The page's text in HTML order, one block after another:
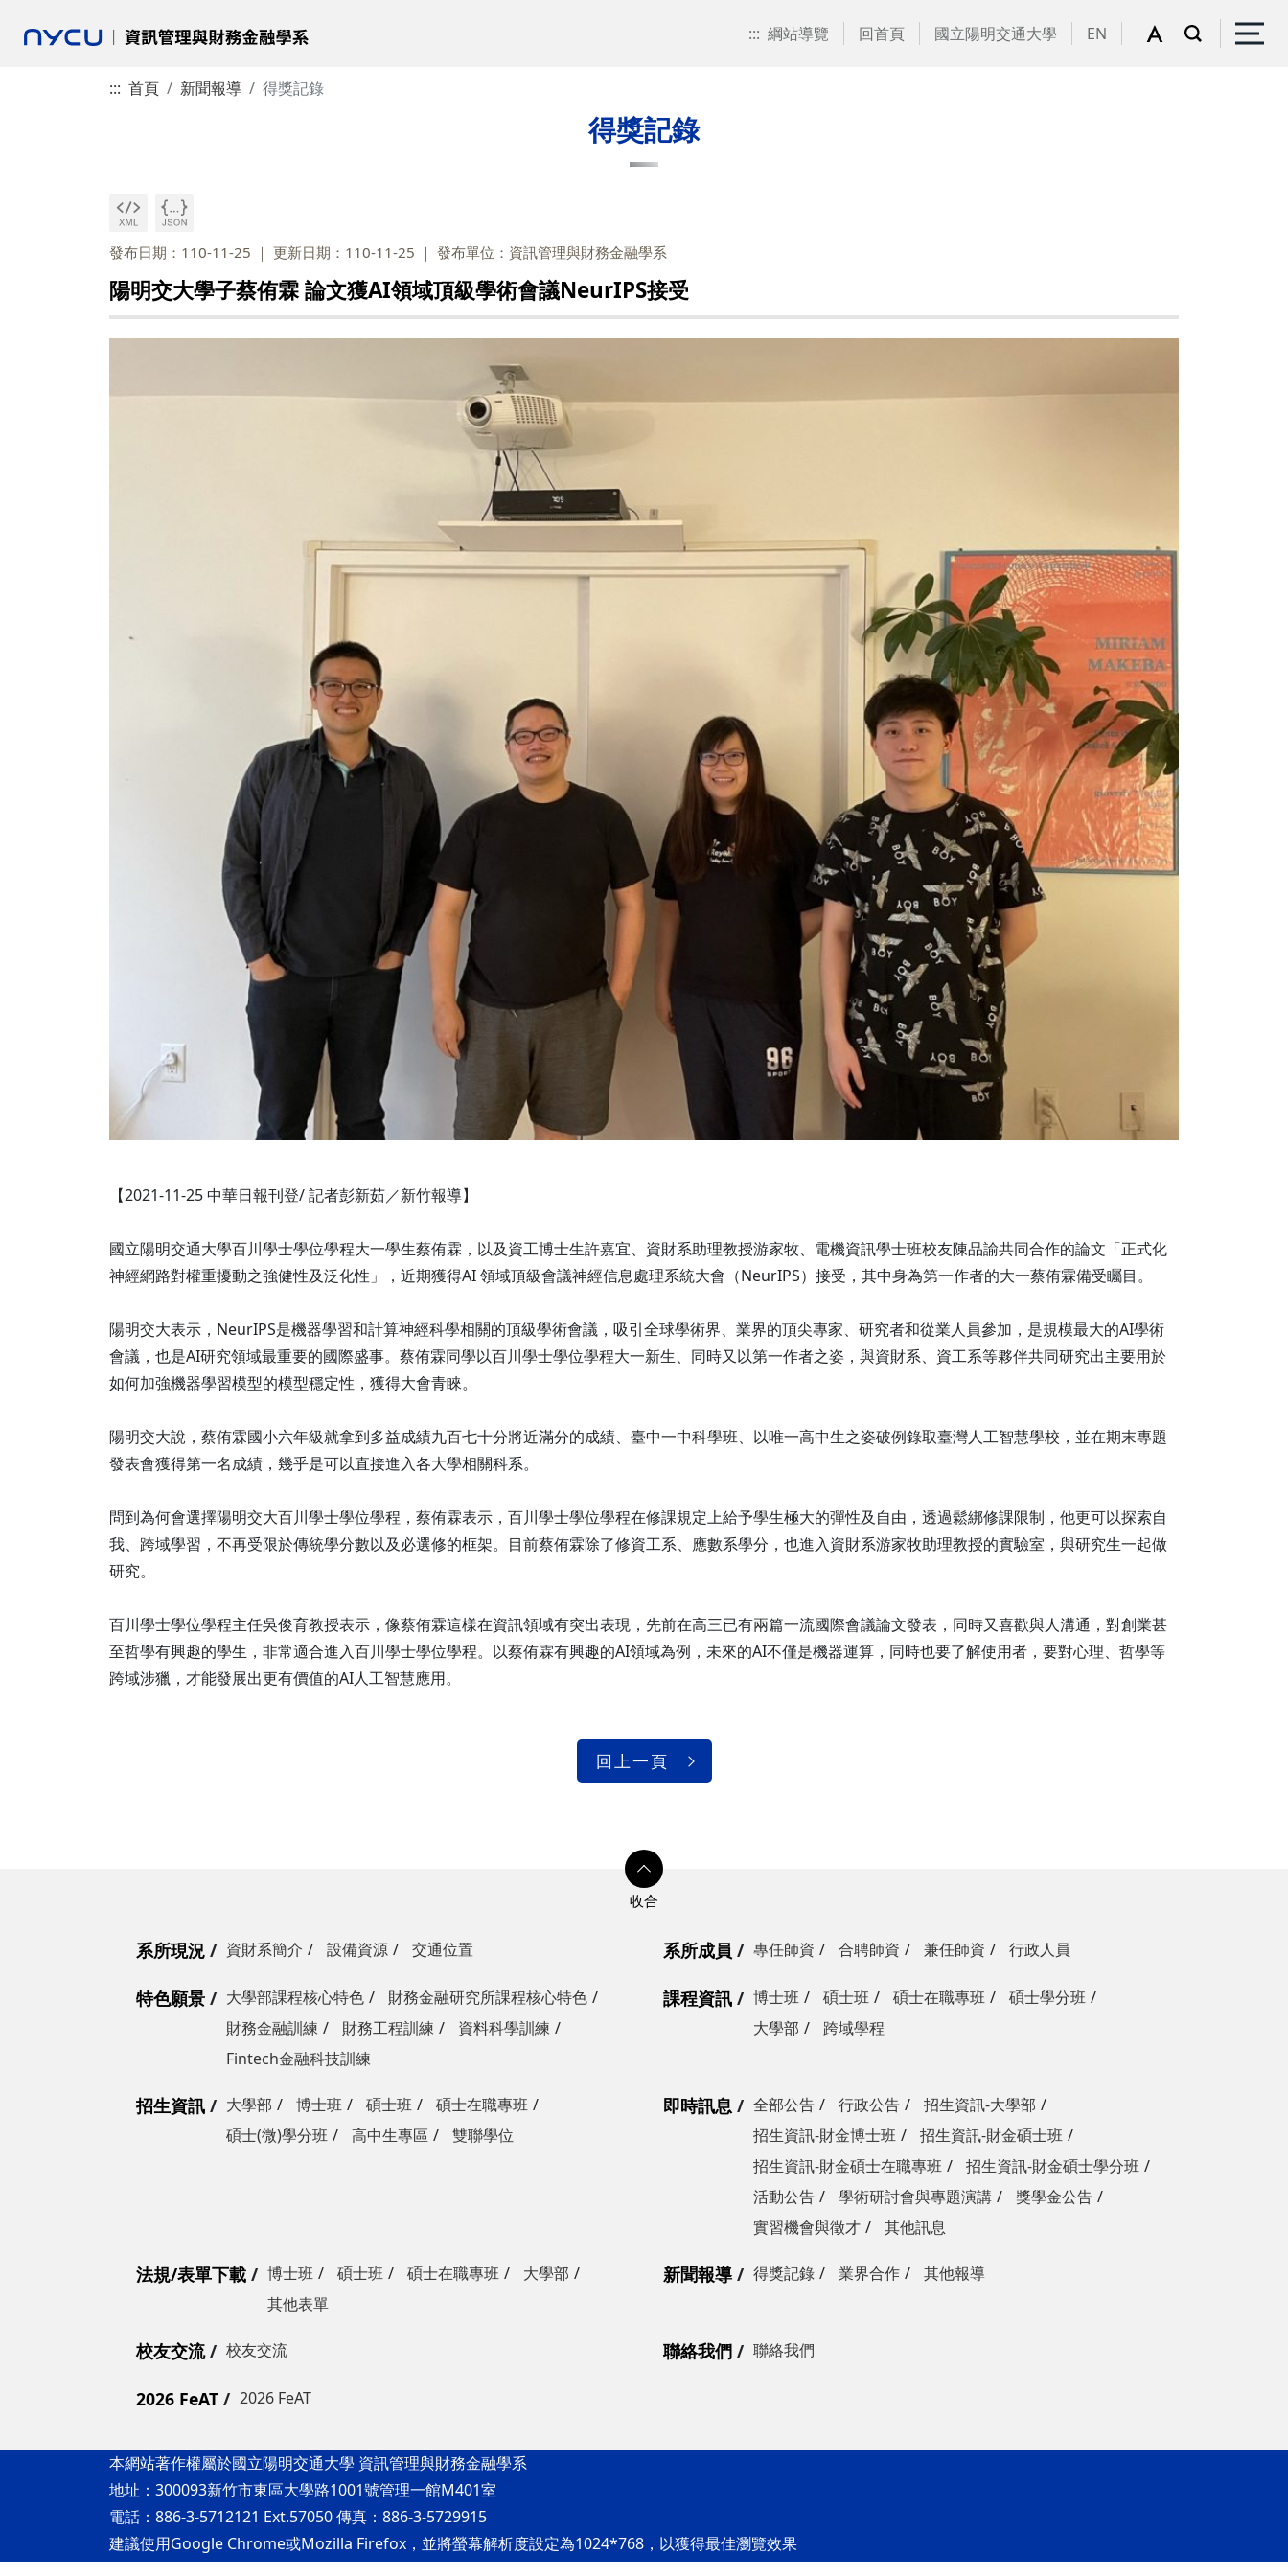
::: 綱站導覽 回首頁 國立陽明交通大學 EN
::: 首頁 新聞報導 得獎記錄
得獎記錄
發布日期：110-11-25 更新日期：110-11-25 發布單位：資訊管理與財務金融學系
陽明交大學子蔡侑霖 論文獲AI領域頂級學術會議NeurIPS接受
【2021-11-25 中華日報刊登/ 記者彭新茹／新竹報導】
國立陽明交通大學百川學士學位學程大一學生蔡侑霖，以及資工博士生許嘉宜、資財系助理教授游家牧、電機資訊學士班校友陳品諭共同合作的論文「正式化
神經網路對權重擾動之強健性及泛化性」，近期獲得AI 領域頂級會議神經信息處理系統大會（NeurIPS）接受，其中身為第一作者的大一蔡侑霖備受矚目。
陽明交大表示，NeurIPS是機器學習和計算神經科學相關的頂級學術會議，吸引全球學術界、業界的頂尖專家、研究者和從業人員參加，是規模最大的AI學術
會議，也是AI研究領域最重要的國際盛事。蔡侑霖同學以百川學士學位學程大一新生、同時又以第一作者之姿，與資財系、資工系等夥伴共同研究出主要用於
如何加強機器學習模型的模型穩定性，獲得大會青睞。
陽明交大說，蔡侑霖國小六年級就拿到多益成績九百七十分將近滿分的成績、臺中一中科學班、以唯一高中生之姿破例錄取臺灣人工智慧學校，並在期末專題
發表會獲得第一名成績，幾乎是可以直接進入各大學相關科系。
問到為何會選擇陽明交大百川學士學位學程，蔡侑霖表示，百川學士學位學程在修課規定上給予學生極大的彈性及自由，透過鬆綁修課限制，他更可以探索自
我、跨域學習，不再受限於傳統學分數以及必選修的框架。目前蔡侑霖除了修資工系、應數系學分，也進入資財系游家牧助理教授的實驗室，與研究生一起做
研究。
百川學士學位學程主任吳俊育教授表示，像蔡侑霖這樣在資訊領域有突出表現，先前在高三已有兩篇一流國際會議論文發表，同時又喜歡與人溝通，對創業甚
至哲學有興趣的學生，非常適合進入百川學士學位學程。以蔡侑霖有興趣的AI領域為例，未來的AI不僅是機器運算，同時也要了解使用者，要對心理、哲學等
跨域涉獵，才能發展出更有價值的AI人工智慧應用。
回上一頁
系所現況 資財系簡介 設備資源 交通位置 系所成員 專任師資 合聘師資 兼任師資 行政人員
特色願景 大學部課程核心特色
財務金融研究所課程核心特色
財務金融訓練
財務工程訓練
資料科學訓練
Fintech金融科技訓練
課程資訊 博士班 碩士班 碩士在職專班
碩士學分班
大學部
跨域學程
招生資訊 大學部 博士班 碩士班
碩士在職專班
碩士(微)學分班
高中生專區 雙聯學位
即時訊息 全部公告 行政公告
招生資訊-大學部
招生資訊-財金博士班
招生資訊-財金碩士班
招生資訊-財金碩士在職專班
招生資訊-財金碩士學分班
活動公告
學術研討會與專題演講
獎學金公告
實習機會與徵才
其他訊息
法規/表單下載 博士班 碩士班 碩士在職專班
大學部
其他表單
新聞報導 得獎記錄 業界合作 其他報導
校友交流 校友交流 聯絡我們 聯絡我們
2026 FeAT 2026 FeAT
本網站著作權屬於國立陽明交通大學 資訊管理與財務金融學系
地址：300093新竹市東區大學路1001號管理一館M401室
電話：886-3-5712121 Ext.57050 傳真：886-3-5729915
建議使用Google Chrome或Mozilla Firefox，並將螢幕解析度設定為1024*768，以獲得最佳瀏覽效果